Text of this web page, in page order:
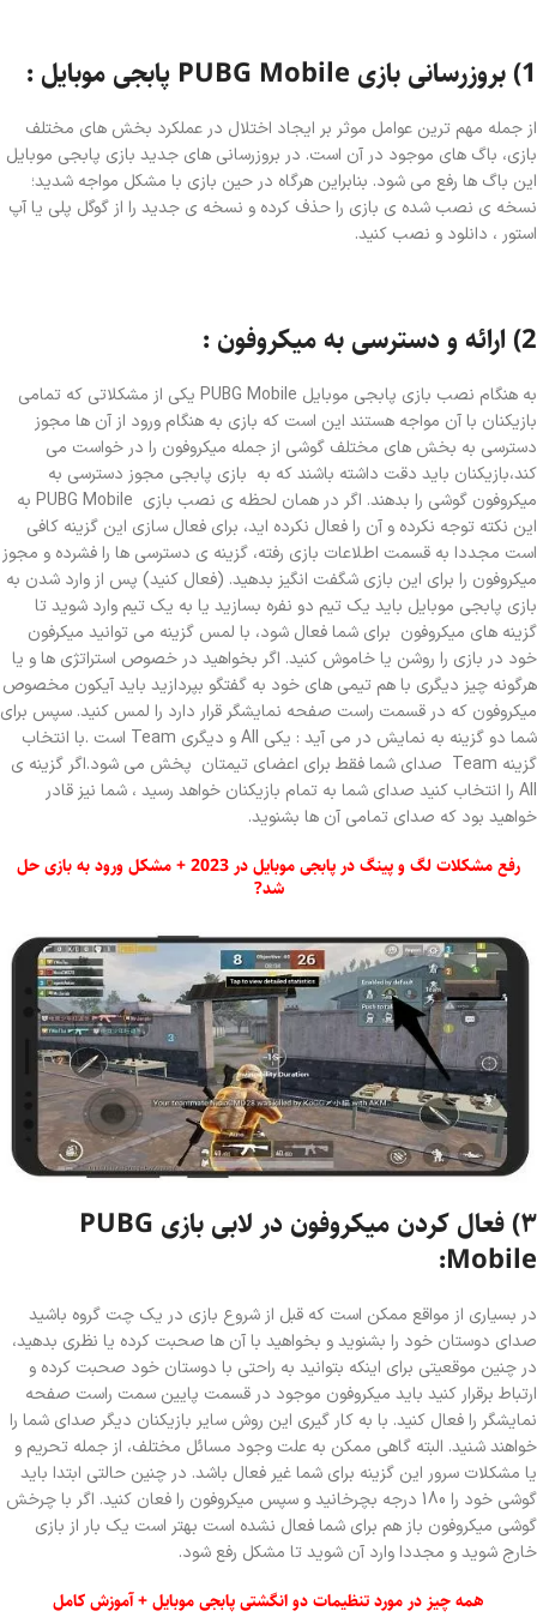
1) بروزرسانی بازی PUBG Mobile پابجی موبایل :
از جمله مهم ترین عوامل موثر بر ایجاد اختلال در عملکرد بخش های مختلف
بازی، باگ های موجود در آن است. در بروزرسانی های جدید بازی پابجی موبایل
این باگ ها رفع می شود. بنابراین هرگاه در حین بازی با مشکل مواجه شدید؛
نسخه ی نصب شده ی بازی را حذف کرده و نسخه ی جدید را از گوگل پلی یا آپ
استور ، دانلود و نصب کنید.
2) ارائه و دسترسی به میکروفون :
به هنگام نصب بازی پابجی موبایل PUBG Mobile یکی از مشکلاتی که تمامی
بازیکنان با آن مواجه هستند این است که بازی به هنگام ورود از آن ها مجوز
دسترسی به بخش های مختلف گوشی از جمله میکروفون را در خواست می
کند،بازیکنان باید دقت داشته باشند که به بازی پابجی مجوز دسترسی به
میکروفون گوشی را بدهند. اگر در همان لحظه ی نصب بازی PUBG Mobile به
این نکته توجه نکرده و آن را فعال نکرده اید، برای فعال سازی این گزینه کافی
است مجددا به قسمت اطلاعات بازی رفته، گزینه ی دسترسی ها را فشرده و مجوز
میکروفون را برای این بازی شگفت انگیز بدهید. (فعال کنید) پس از وارد شدن به
بازی پابجی موبایل باید یک تیم دو نفره بسازید یا به یک تیم وارد شوید تا
گزینه های میکروفون برای شما فعال شود، با لمس گزینه می توانید میکرفون
خود در بازی را روشن یا خاموش کنید. اگر بخواهید در خصوص استراتژی ها و یا
هرگونه چیز دیگری با هم تیمی های خود به گفتگو بپردازید باید آیکون مخصوص
میکروفون که در قسمت راست صفحه نمایشگر قرار دارد را لمس کنید. سپس برای
شما دو گزینه به نمایش در می آید : یکی All و دیگری Team است .با انتخاب
گزینه Team صدای شما فقط برای اعضای تیمتان پخش می شود.اگر گزینه ی
All را انتخاب کنید صدای شما به تمام بازیکنان خواهد رسید ، شما نیز قادر
خواهید بود که صدای تمامی آن ها بشنوید.
رفع مشکلات لگ و پینگ در پابجی موبایل در 2023 + مشکل ورود به بازی حل
شد?
۳) فعال کردن میکروفون در لابی بازی
PUBG
Mobile
:
در بسیاری از مواقع ممکن است که قبل از شروع بازی در یک چت گروه باشید
صدای دوستان خود را بشنوید و بخواهید با آن ها صحبت کرده یا نظری بدهید،
در چنین موقعیتی برای اینکه بتوانید به راحتی با دوستان خود صحبت کرده و
ارتباط برقرار کنید باید میکروفون موجود در قسمت پایین سمت راست صفحه
نمایشگر را فعال کنید. با به کار گیری این روش سایر بازیکنان دیگر صدای شما را
خواهند شنید. البته گاهی ممکن به علت وجود مسائل مختلف، از جمله تحریم و
یا مشکلات سرور این گزینه برای شما غیر فعال باشد. در چنین حالتی ابتدا باید
گوشی خود را 180 درجه بچرخانید و سپس میکروفون را فعان کنید. اگر با چرخش
گوشی میکروفون باز هم برای شما فعال نشده است بهتر است یک بار از بازی
خارج شوید و مجددا وارد آن شوید تا مشکل رفع شود.
همه چیز در مورد تنظیمات دو انگشتی پابجی موبایل + آموزش کامل